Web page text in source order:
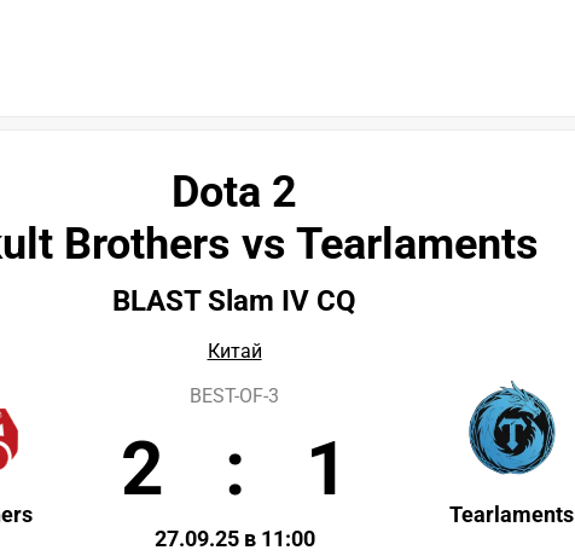
Dota 2
Brothers vs Tearlaments
BLAST Slam IV CQ
Китай
Tearlaments
BEST-OF-3
2 : 1
27.09.25 в 11:00